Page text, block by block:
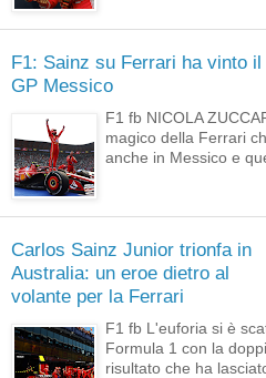
F1: Sainz su Ferrari ha vinto il
GP Messico
F1 fb NICOLA
magico della Ferrari
anche in Messico e
Carlos Sainz Junior trionfa in
Australia: un eroe dietro al
volante per la Ferrari
F1 fb L'euforia si è
Formula 1 con la
risultato che ha